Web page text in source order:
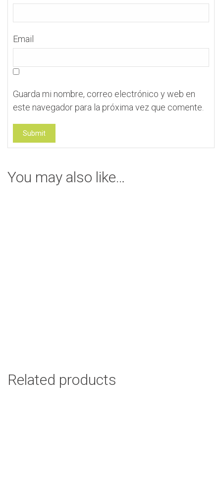
Email
Guarda mi nombre, correo electrónico y web en
este navegador para la próxima vez que comente.
You may also like…
Related products